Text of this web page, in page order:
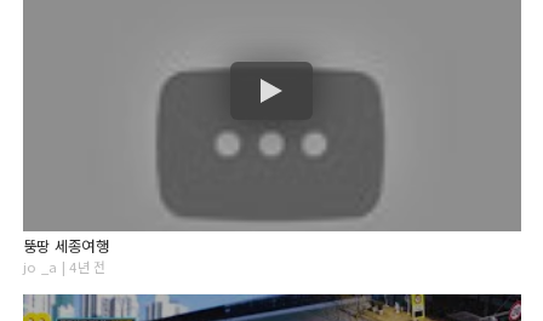
뚱땅 세종여행
jo _a | 4년 전